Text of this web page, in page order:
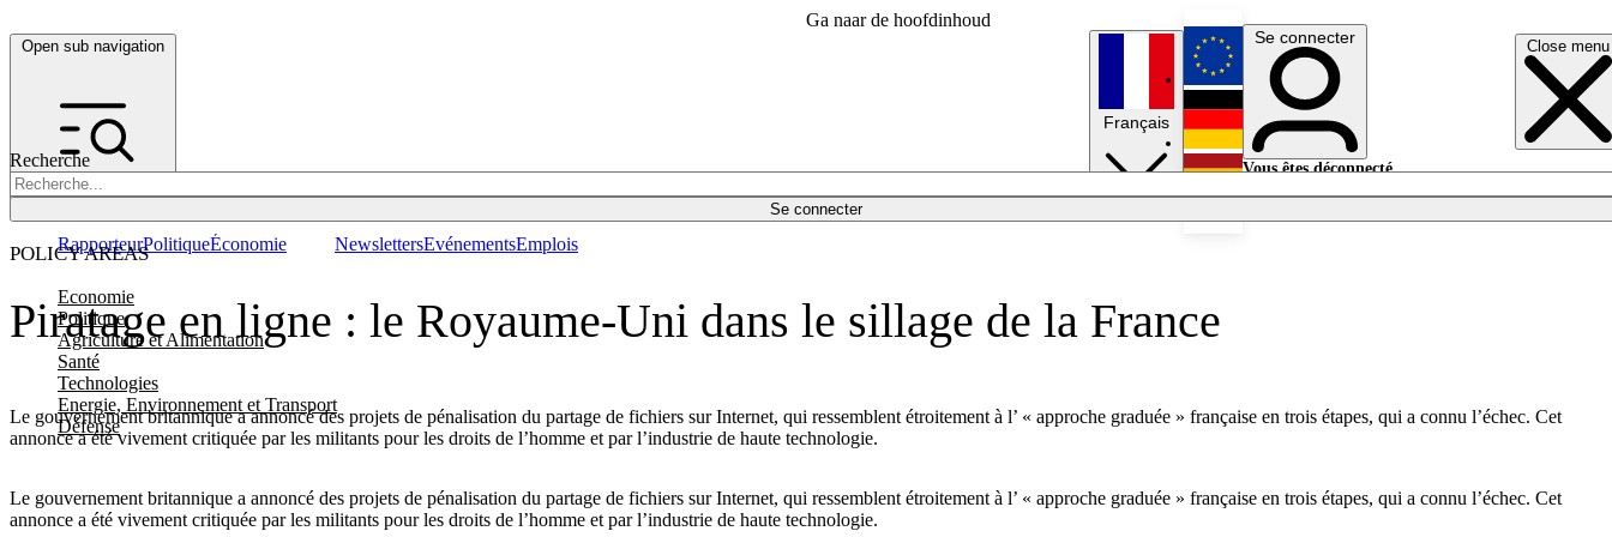
Ga naar de hoofdinhoud
Open sub navigation Close menu
Recherche
Se connecter
POLICY AREAS
Economie
Politique
Agriculture et Alimentation
Santé
Technologies
Energie, Environnement et Transport
Défense
RapporteurPolitiqueÉconomie NewslettersEvénementsEmplois
Français
English
Deutsch
Se connecter
Vous êtes déconnecté.
Piratage en ligne : le Royaume-Uni dans le sillage de la France
Le gouvernement britannique a annoncé des projets de pénalisation du partage de fichiers sur Internet, qui ressemblent étroitement à l’ « approche graduée » française en trois étapes, qui a connu l’échec. Cet
annonce a été vivement critiquée par les militants pour les droits de l’homme et par l’industrie de haute technologie.
Le gouvernement britannique a annoncé des projets de pénalisation du partage de fichiers sur Internet, qui ressemblent étroitement à l’ « approche graduée » française en trois étapes, qui a connu l’échec. Cet
annonce a été vivement critiquée par les militants pour les droits de l’homme et par l’industrie de haute technologie.